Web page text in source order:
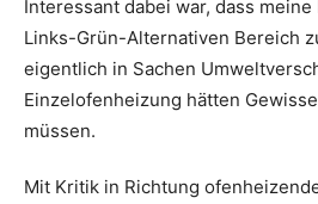
Interessant dabei war, dass
Links-Grün-Alternativen Bereich
eigentlich in Sachen
Einzelofenheizung hätten
müssen.
Mit Kritik in Richtung